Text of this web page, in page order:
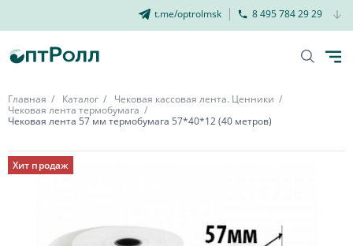
t.me/optrolmsk 8 495 784 29 29
Главная Каталог
Чековая кассовая лента. Ценники
Чековая лента термобумага
Чековая лента 57 мм термобумага 57*40*12 (40 метров)
Хит продаж